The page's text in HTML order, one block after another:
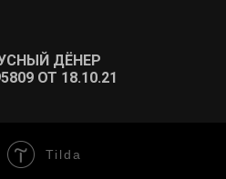
ДЁНЕР
ОТ 18.10.21
Tilda